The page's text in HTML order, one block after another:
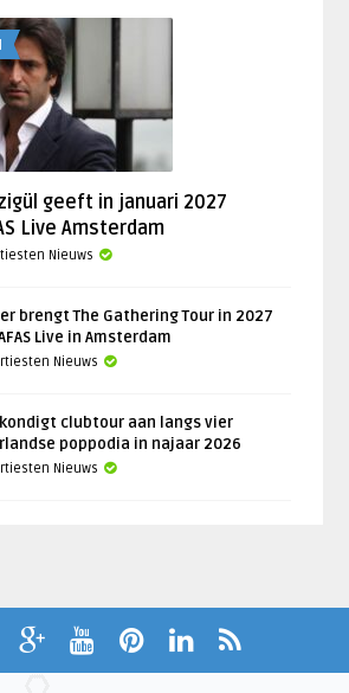
geeft in januari 2027
Live Amsterdam
Nieuws
brengt The Gathering Tour in 2027
Live in Amsterdam
Nieuws
kondigt clubtour aan langs vier
poppodia in najaar 2026
Nieuws